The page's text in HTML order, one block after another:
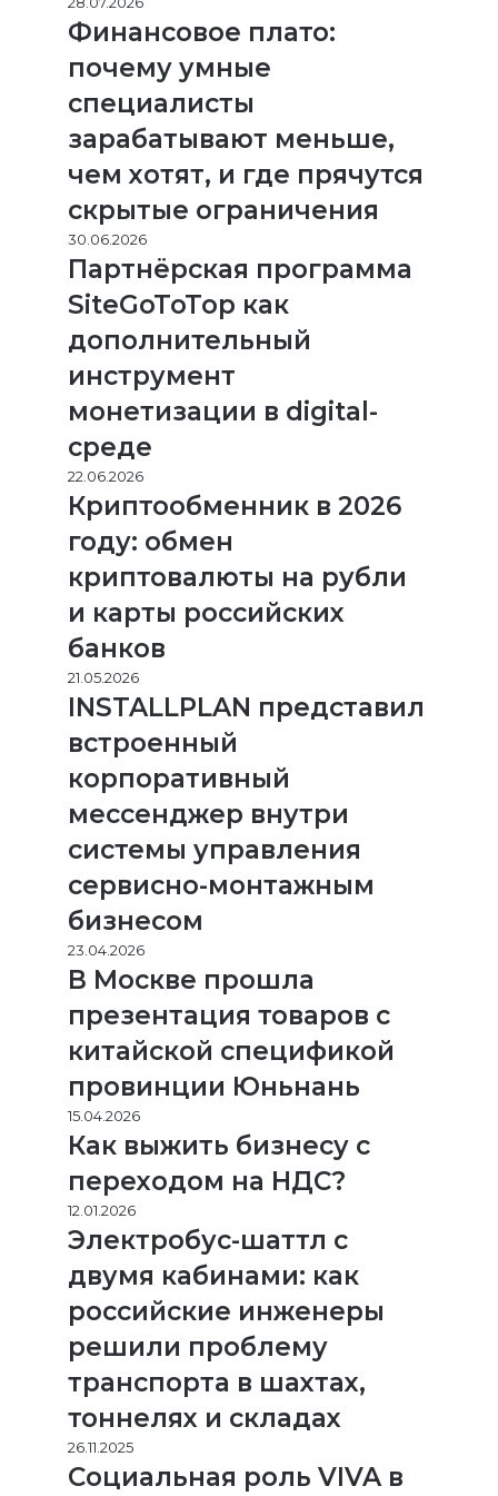
Финансовое плато:
почему умные
специалисты
зарабатывают меньше,
чем хотят, и где прячутся
скрытые ограничения
30.06.2026
Партнёрская программа
SiteGoToTop как
дополнительный
инструмент
монетизации в digital-
среде
22.06.2026
Криптообменник в 2026
году: обмен
криптовалюты на рубли
и карты российских
банков
21.05.2026
INSTALLPLAN представил
встроенный
корпоративный
мессенджер внутри
системы управления
сервисно-монтажным
бизнесом
23.04.2026
В Москве прошла
презентация товаров с
китайской спецификой
провинции Юньнань
15.04.2026
Как выжить бизнесу с
переходом на НДС?
12.01.2026
Электробус-шаттл с
двумя кабинами: как
российские инженеры
решили проблему
транспорта в шахтах,
тоннелях и складах
26.11.2025
Социальная роль VIVA в